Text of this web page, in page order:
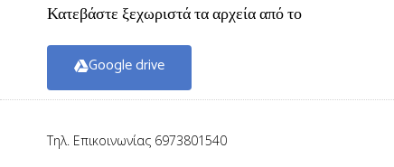
Κατεβάστε ξεχωριστά τα αρχεία από το
Google drive
Τηλ. Επικοινωνίας 6973801540